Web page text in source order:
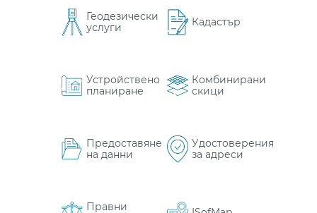
Геодезически
услуги
Кадастър
Устройствено
планиране
Комбинирани
скици
Предоставяне
на данни
Удостоверения
за адреси
Правни